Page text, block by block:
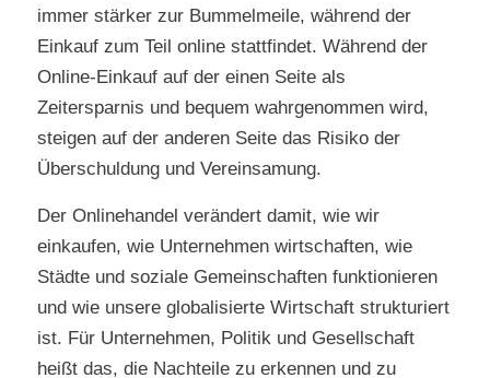
immer stärker zur Bummelmeile, während der
Einkauf zum Teil online stattfindet. Während der
Online-Einkauf auf der einen Seite als
Zeitersparnis und bequem wahrgenommen wird,
steigen auf der anderen Seite das Risiko der
Überschuldung und Vereinsamung.
Der Onlinehandel verändert damit, wie wir
einkaufen, wie Unternehmen wirtschaften, wie
Städte und soziale Gemeinschaften funktionieren
und wie unsere globalisierte Wirtschaft strukturiert
ist. Für Unternehmen, Politik und Gesellschaft
heißt das, die Nachteile zu erkennen und zu